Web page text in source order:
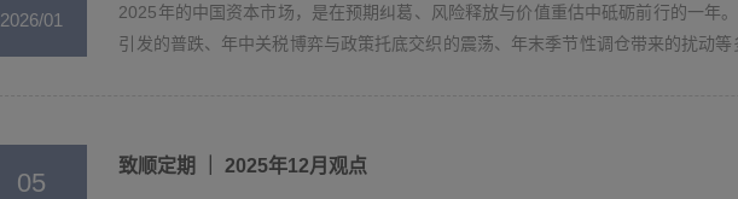
2026/01
2025年的中国资本市场，是在预期纠葛、风险释放与价值重估中砥砺前行的一年
引发的普跌、年中关税博弈与政策托底交织的震荡、年末季节性调仓带来的扰动等
05
致顺定期 ｜ 2025年12月观点